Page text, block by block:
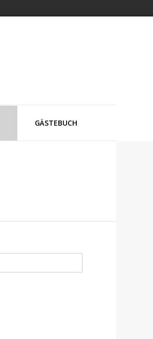
GÄSTEBUCH